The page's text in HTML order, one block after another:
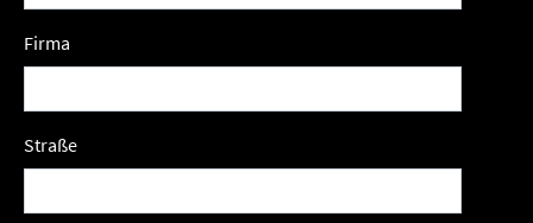
Firma
Straße